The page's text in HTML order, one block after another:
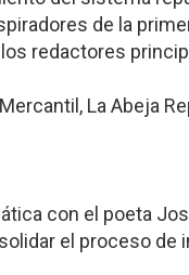
de la
redactores
La Abeja
con el poeta
el proceso de